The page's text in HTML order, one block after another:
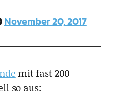
November 20, 2017
mit fast 200
so aus: